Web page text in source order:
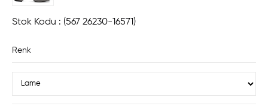
Stok Kodu (567 26230-16571)
Renk